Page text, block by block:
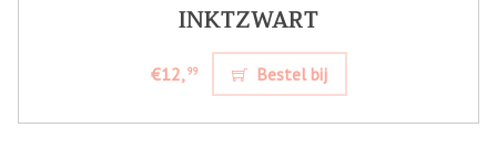
INKTZWART
€12,99 Bestel bij